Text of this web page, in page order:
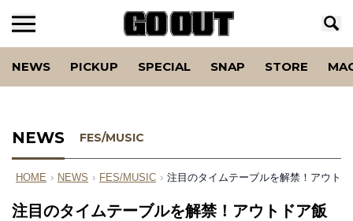
NEWS PICKUP SPECIAL SNAP STORE
NEWS FES/MUSIC
HOME › NEWS › FES/MUSIC › 注目のタイムテーブルを解禁！アウト
注目のタイムテーブルを解禁！アウトドア飯